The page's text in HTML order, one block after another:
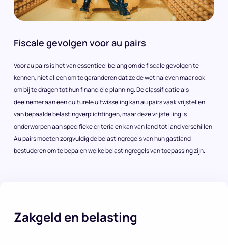
Fiscale gevolgen voor au pairs
Voor au pairs is het van essentieel belang om de fiscale gevolgen te
kennen, niet alleen om te garanderen dat ze de wet naleven maar ook
om bij te dragen tot hun financiële planning. De classificatie als
deelnemer aan een culturele uitwisseling kan au pairs vaak vrijstellen
van bepaalde belastingverplichtingen, maar deze vrijstelling is
onderworpen aan specifieke criteria en kan van land tot land verschillen.
Au pairs moeten zorgvuldig de belastingregels van hun gastland
bestuderen om te bepalen welke belastingregels van toepassing zijn.
Zakgeld en belasting